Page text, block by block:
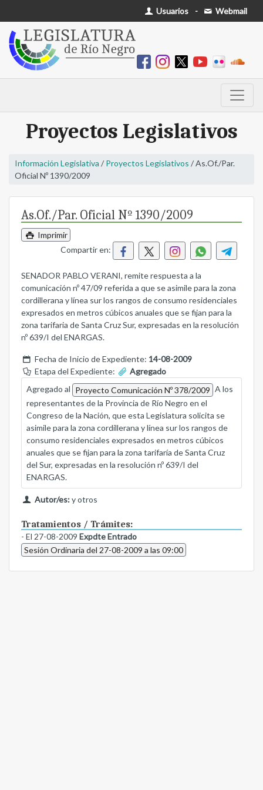
Usuarios - Webmail
Proyectos Legislativos
Información Legislativa / Proyectos Legislativos / As.Of./Par.
Oficial Nº 1390/2009
As.Of./Par. Oficial Nº 1390/2009
Imprimir
Compartir en:
SENADOR PABLO VERANI, remite respuesta a la
comunicación nº 47/09 referida a que se asimile para la zona
cordillerana y línea sur los rangos de consumo residenciales
expresados en metros cúbicos anuales que se fijan para la
zona tarifaria de Santa Cruz Sur, expresadas en la resolución
nº 639/I del ENARGAS.
Fecha de Inicio de Expediente: 14-08-2009
Etapa del Expediente:
Agregado
Agregado al Proyecto Comunicación Nº 378/2009 A los
representantes de la Provincia de Río Negro en el
Congreso de la Nación, que esta Legislatura solicita se
asimile para la zona cordillerana y línea sur los rangos de
consumo residenciales expresados en metros cúbicos
anuales que se fijan para la zona tarifaría de Santa Cruz
del Sur, expresadas en la resolución nº 639/I del
ENARGAS.
Autor/es:y otros
Tratamientos / Trámites:
- El 27-08-2009 Expdte Entrado
Sesión Ordinaria del 27-08-2009 a las 09:00